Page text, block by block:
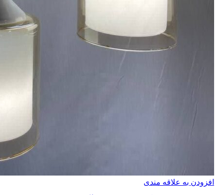
افزودن به علاقه مندی